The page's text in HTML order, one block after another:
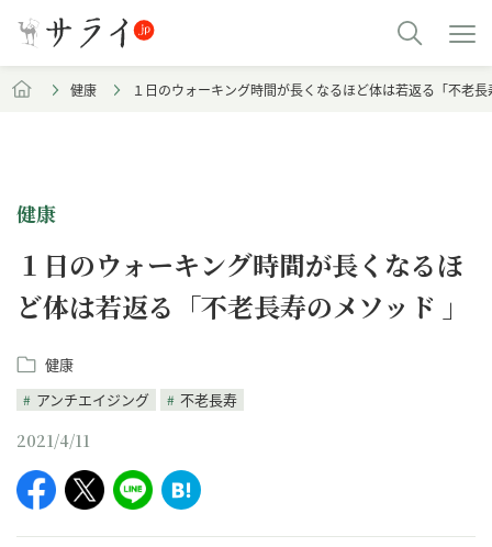
健康 １日のウォーキング時間が長くなるほど体は若返る「不老
健康
１日のウォーキング時間が長くなるほ
ど体は若返る「不老長寿のメソッド 」
健康
アンチエイジング
不老長寿
2021/4/11